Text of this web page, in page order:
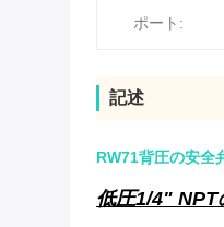
ポート:
記述
RW71背圧の安全
低圧1/4" NPT